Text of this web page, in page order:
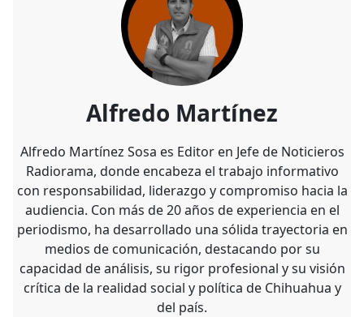
Alfredo Martínez
Alfredo Martínez Sosa es Editor en Jefe de Noticieros
Radiorama, donde encabeza el trabajo informativo
con responsabilidad, liderazgo y compromiso hacia la
audiencia. Con más de 20 años de experiencia en el
periodismo, ha desarrollado una sólida trayectoria en
medios de comunicación, destacando por su
capacidad de análisis, su rigor profesional y su visión
crítica de la realidad social y política de Chihuahua y
del país.